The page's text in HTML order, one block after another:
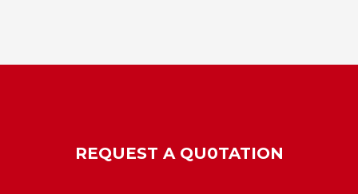
REQUEST A QU0TATION